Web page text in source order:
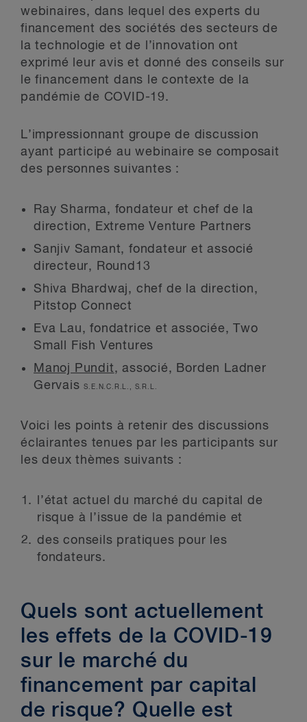
webinaires, dans lequel des experts du
financement des sociétés des secteurs de
la technologie et de l’innovation ont
exprimé leur avis et donné des conseils sur
le financement dans le contexte de la
pandémie de COVID-19.
L’impressionnant groupe de discussion
ayant participé au webinaire se composait
des personnes suivantes :
Ray Sharma, fondateur et chef de la
direction, Extreme Venture Partners
Sanjiv Samant, fondateur et associé
directeur, Round13
Shiva Bhardwaj, chef de la direction,
Pitstop Connect
Eva Lau, fondatrice et associée, Two
Small Fish Ventures
Manoj Pundit, associé, Borden Ladner
GervaisS.E.N.C.R.L., S.R.L.
Voici les points à retenir des discussions
éclairantes tenues par les participants sur
les deux thèmes suivants :
l’état actuel du marché du capital de
risque à l’issue de la pandémie et
des conseils pratiques pour les
fondateurs.
Quels sont actuellement
les effets de la COVID-19
sur le marché du
financement par capital
de risque? Quelle est